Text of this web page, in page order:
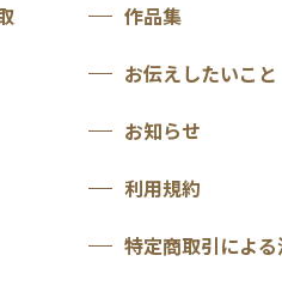
作品集
お伝えしたいこと
お知らせ
利用規約
特定商取引によ